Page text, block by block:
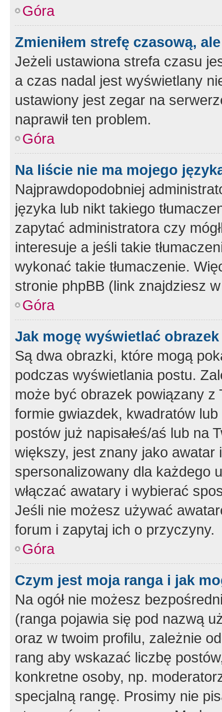
Góra
Zmieniłem strefę czasową,
Jeżeli ustawiona strefa czasu
a czas nadal jest wyświetlany
ustawiony jest zegar na
naprawił ten problem.
Góra
Na liście nie ma mojego
Najprawdopodobniej
języka lub nikt takiego
zapytać administratora czy
interesuje a jeśli takie
wykonać takie tłumaczenie.
stronie phpBB (link znajdziesz
Góra
Jak mogę wyświetlać
Są dwa obrazki, które mogą
podczas wyświetlania postu.
może być obrazek powiązany z
formie gwiazdek, kwadratów
postów już napisałeś/aś lub na
większy, jest znany jako
spersonalizowany dla każdego
włączać awatary i wybierać
Jeśli nie możesz używać
forum i zapytaj ich o przyczyny.
Góra
Czym jest moja ranga i jak
Na ogół nie możesz
(ranga pojawia się pod nazwą
oraz w twoim profilu, zależnie
rang aby wskazać liczbę
konkretne osoby, np.
specjalną rangę. Prosimy nie